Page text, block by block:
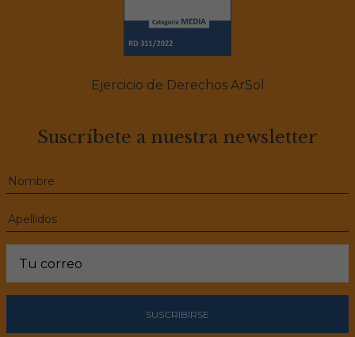
Ejercicio de Derechos ArSol
Suscríbete a nuestra newsletter
SUSCRIBIRSE